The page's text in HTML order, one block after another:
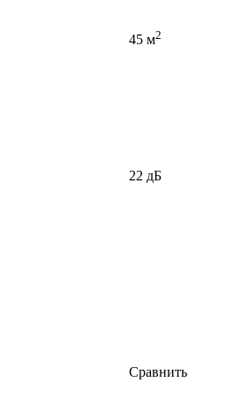
45 м2
22 дБ
Сравнить